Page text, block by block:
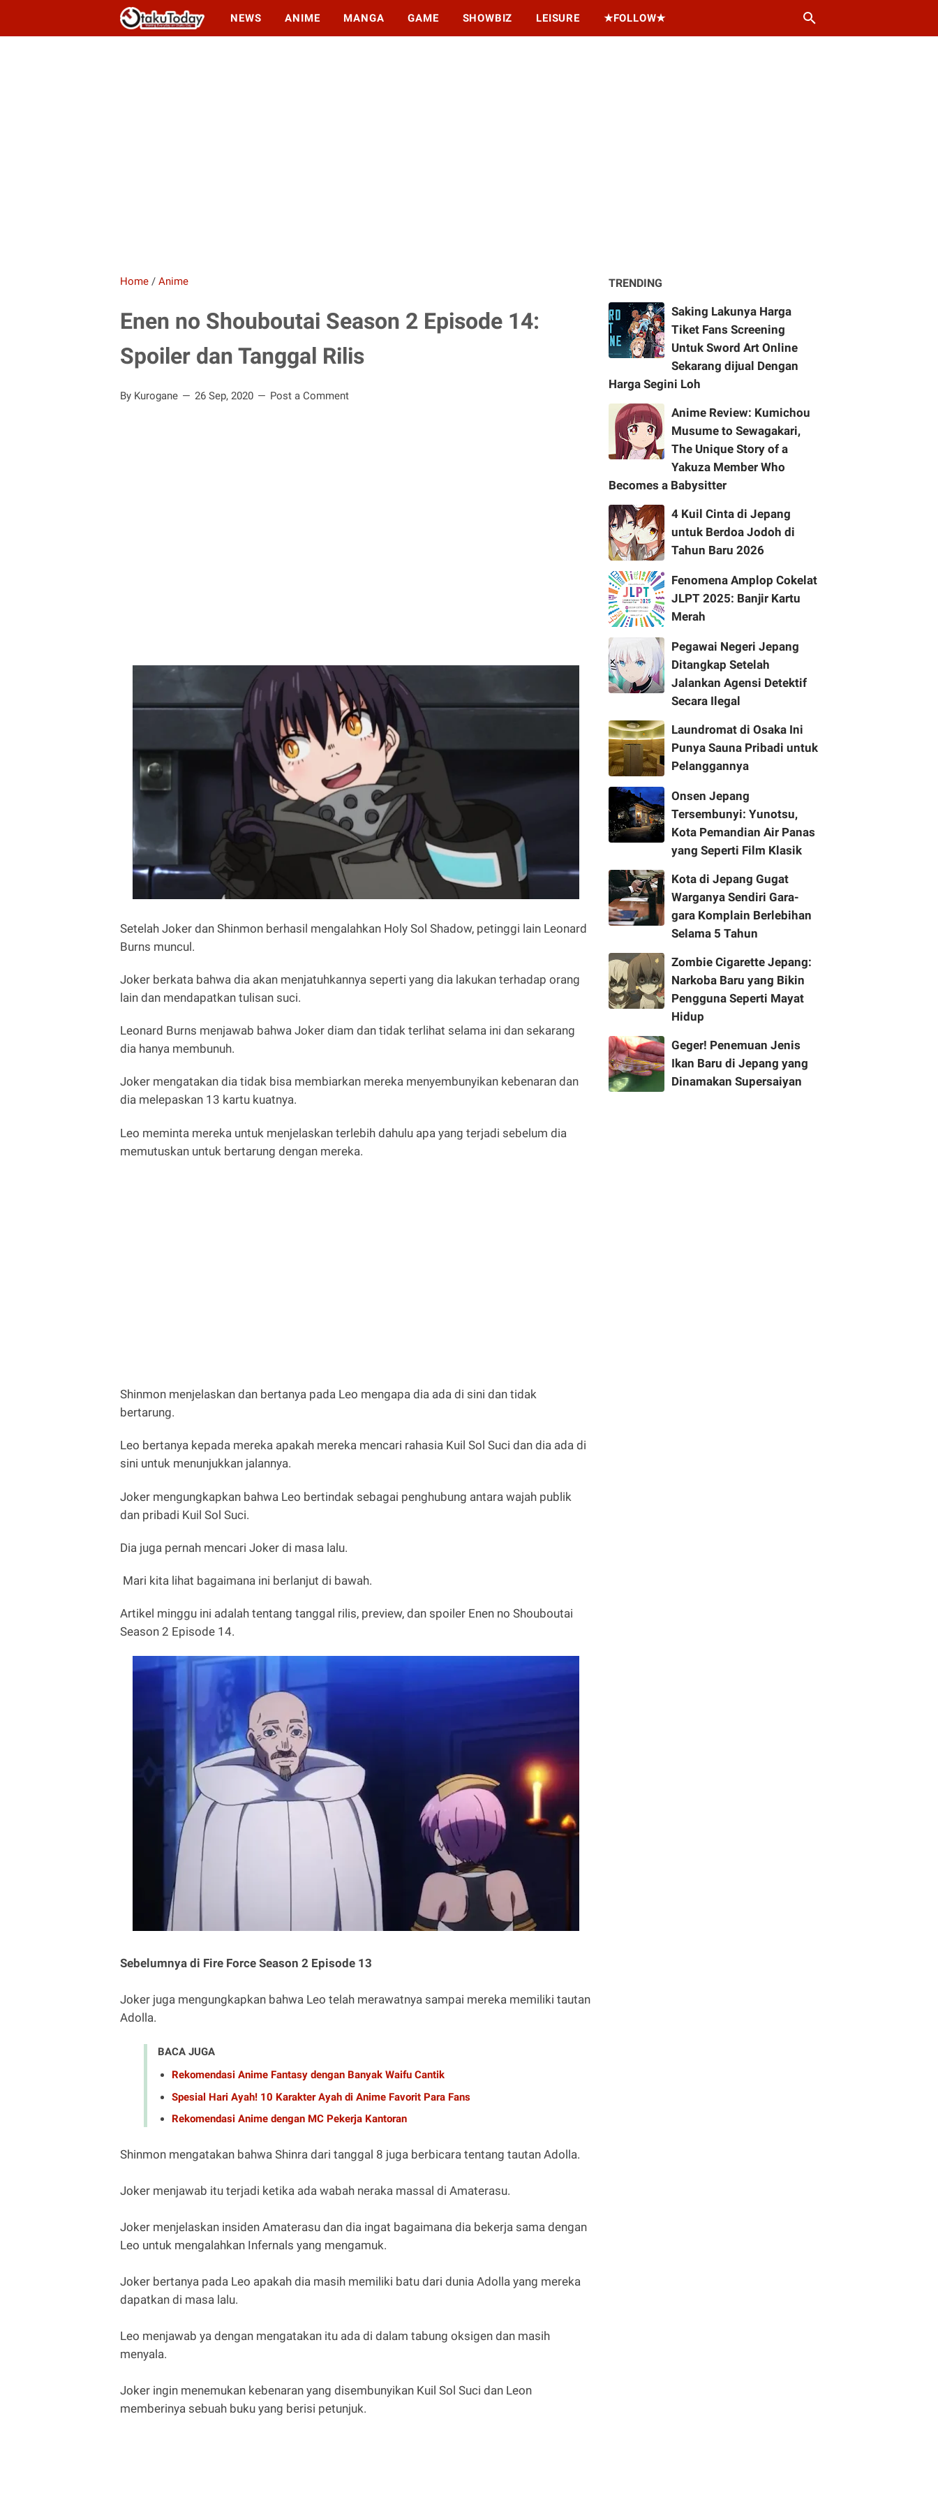
NEWS ANIME MANGA GAME SHOWBIZ LEISURE ★FOLLOW★
Home / Anime
Enen no Shouboutai Season 2 Episode 14:
Spoiler dan Tanggal Rilis
By Kurogane 26 Sep, 2020 Post a Comment
Setelah Joker dan Shinmon berhasil mengalahkan Holy Sol Shadow, petinggi lain Leonard
Burns muncul.
Joker berkata bahwa dia akan menjatuhkannya seperti yang dia lakukan terhadap orang
lain dan mendapatkan tulisan suci.
Leonard Burns menjawab bahwa Joker diam dan tidak terlihat selama ini dan sekarang
dia hanya membunuh.
Joker mengatakan dia tidak bisa membiarkan mereka menyembunyikan kebenaran dan
dia melepaskan 13 kartu kuatnya.
Leo meminta mereka untuk menjelaskan terlebih dahulu apa yang terjadi sebelum dia
memutuskan untuk bertarung dengan mereka.
Shinmon menjelaskan dan bertanya pada Leo mengapa dia ada di sini dan tidak
bertarung.
Leo bertanya kepada mereka apakah mereka mencari rahasia Kuil Sol Suci dan dia ada di
sini untuk menunjukkan jalannya.
Joker mengungkapkan bahwa Leo bertindak sebagai penghubung antara wajah publik
dan pribadi Kuil Sol Suci.
Dia juga pernah mencari Joker di masa lalu.
Mari kita lihat bagaimana ini berlanjut di bawah.
Artikel minggu ini adalah tentang tanggal rilis, preview, dan spoiler Enen no Shouboutai
Season 2 Episode 14.
Sebelumnya di Fire Force Season 2 Episode 13
Joker juga mengungkapkan bahwa Leo telah merawatnya sampai mereka memiliki tautan
Adolla.
BACA JUGA
Rekomendasi Anime Fantasy dengan Banyak Waifu Cantik
Spesial Hari Ayah! 10 Karakter Ayah di Anime Favorit Para Fans
Rekomendasi Anime dengan MC Pekerja Kantoran
Shinmon mengatakan bahwa Shinra dari tanggal 8 juga berbicara tentang tautan Adolla.
Joker menjawab itu terjadi ketika ada wabah neraka massal di Amaterasu.
Joker menjelaskan insiden Amaterasu dan dia ingat bagaimana dia bekerja sama dengan
Leo untuk mengalahkan Infernals yang mengamuk.
Joker bertanya pada Leo apakah dia masih memiliki batu dari dunia Adolla yang mereka
dapatkan di masa lalu.
Leo menjawab ya dengan mengatakan itu ada di dalam tabung oksigen dan masih
menyala.
Joker ingin menemukan kebenaran yang disembunyikan Kuil Sol Suci dan Leon
memberinya sebuah buku yang berisi petunjuk.
TRENDING
Saking Lakunya Harga
Tiket Fans Screening
Untuk Sword Art Online
Sekarang dijual Dengan
Harga Segini Loh
Anime Review: Kumichou
Musume to Sewagakari,
The Unique Story of a
Yakuza Member Who
Becomes a Babysitter
4 Kuil Cinta di Jepang
untuk Berdoa Jodoh di
Tahun Baru 2026
Fenomena Amplop Cokelat
JLPT 2025: Banjir Kartu
Merah
Pegawai Negeri Jepang
Ditangkap Setelah
Jalankan Agensi Detektif
Secara Ilegal
Laundromat di Osaka Ini
Punya Sauna Pribadi untuk
Pelanggannya
Onsen Jepang
Tersembunyi: Yunotsu,
Kota Pemandian Air Panas
yang Seperti Film Klasik
Kota di Jepang Gugat
Warganya Sendiri Gara-
gara Komplain Berlebihan
Selama 5 Tahun
Zombie Cigarette Jepang:
Narkoba Baru yang Bikin
Pengguna Seperti Mayat
Hidup
Geger! Penemuan Jenis
Ikan Baru di Jepang yang
Dinamakan Supersaiyan